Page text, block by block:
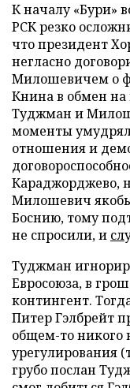
К началу «Бури»
РСК резко
что президент
негласно
Милошевичем о
Книна в обмен
Туджман и
моменты
отношения и
Караджорджево,
Милошевич
Боснию, тому
не спросили, и
Туджман
Евросоюза, в
контингент.
Питер Гэлбрейт
общем-то никого
урегулирования
грубо послан